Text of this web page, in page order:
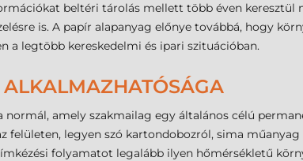
beltéri tárolás mellett több éven keresztül
is. A papír alapanyag előnye továbbá, hogy
a legtöbb kereskedelmi és ipari szituációban.
amely szakmailag egy általános célú
felületen, legyen szó kartondobozról, sima
folyamatot legalább ilyen hőmérsékletű